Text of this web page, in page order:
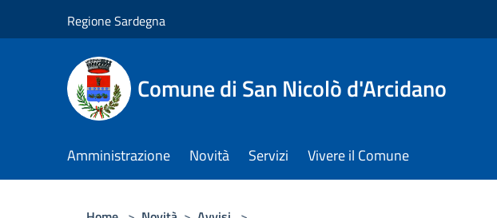
Regione Sardegna
Comune di San Nicolò d'Arcidano
Amministrazione Novità Servizi Vivere il Comune